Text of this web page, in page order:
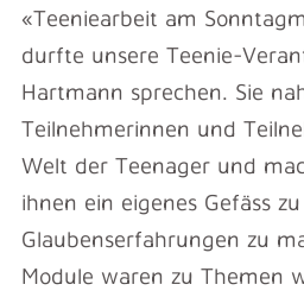
«Teeniearbeit am
durfte unsere Teenie-
Hartmann sprechen. Sie
Teilnehmerinnen und
Welt der Teenager und
ihnen ein eigenes Gefäss
Glaubenserfahrungen zu
Module waren zu Themen